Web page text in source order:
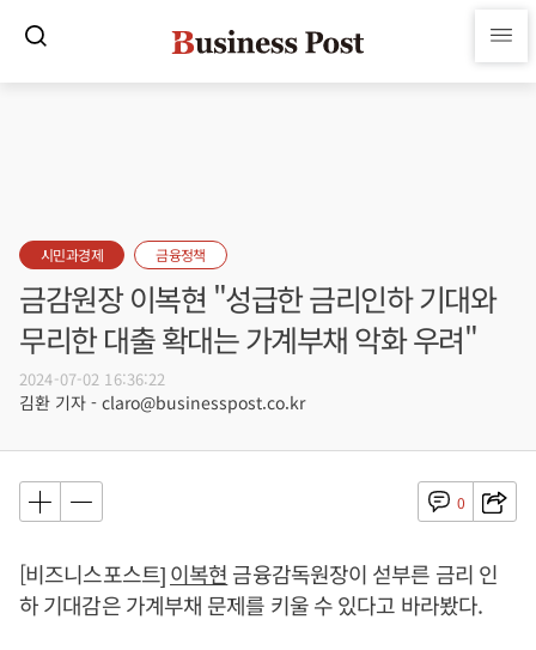
시민과경제 금융정책
금감원장 이복현 "성급한 금리인하 기대와
무리한 대출 확대는 가계부채 악화 우려"
2024-07-02 16:36:22
김환 기자 - claro@businesspost.co.kr
0
[비즈니스포스트]이복현 금융감독원장이 섣부른 금리 인
하 기대감은 가계부채 문제를 키울 수 있다고 바라봤다.